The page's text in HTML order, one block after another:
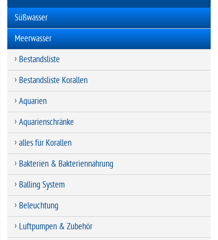
Süßwasser
Meerwasser
Bestandsliste
Bestandsliste Korallen
Aquarien
Aquarienschränke
alles für Korallen
Bakterien & Bakteriennahrung
Balling System
Beleuchtung
Luftpumpen & Zubehör